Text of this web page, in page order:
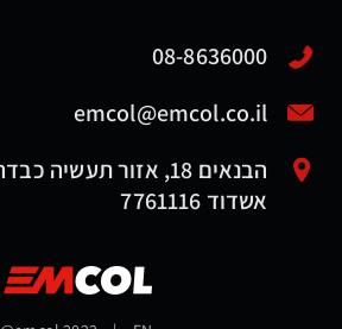
08-8636000
emcol@emcol.co.il
אשדוד 7761116